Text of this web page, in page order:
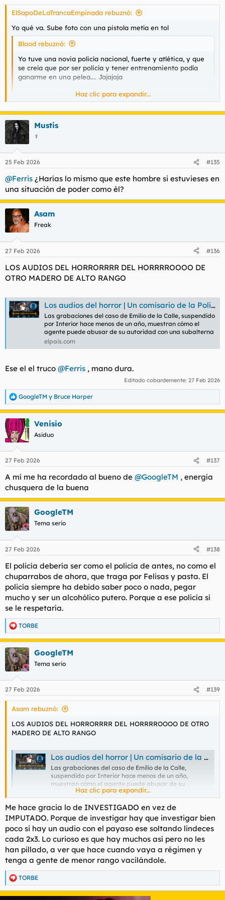
s
ElSapoDeLaTrancaEmpinada rebuznó:
Yo qué va. Sube foto con una pistola metía en tol
Blood rebuznó:
Yo tuve una novia policía nacional, fuerte y atlética, y que
se creía que por ser policía y tener entrenamiento podía
ganarme en una pelea.... Jajajaja
Menudos cabreos se cogía cuando luchábamos y la
inmovilizaba.
Sin embargo, cuando la daba por el culo gritaba como una
perra en celo.
Yo con el prenovio este percibi algo que me recordó a la peli
esa de el experimento. Y me hizo pensar en que él iba a tener
una pistola, y querer una yo también.
Fue todo muy tangencial pero me caló jondo, me dio una
medio locura transitoria. Tan guapito y raro y agradable. Luego
una serpiente, pero ahí me acerqué a la luz sin más
cosecuencias. Me dio miedo.
Haz clic para expandir...
Mustis
☿
25 Feb 2026 #135
@Ferris ¿Harías lo mismo que este hombre si estuvieses en
una situación de poder como él?
Asam
Freak
27 Feb 2026 #136
LOS AUDIOS DEL HORRORRRR DEL HORRRROOOO DE
OTRO MADERO DE ALTO RANGO
Los audios del horror | Un comisario de la Policía investigado por acoso a una subordinada en la India: “¿Qué hago, te pego? A ver si con el ojo morado”
Las grabaciones del caso de Emilio de la Calle, suspendido
por Interior hace menos de un año, muestran cómo el
agente puede abusar de su autoridad con una subalterna
elpais.com
Ese el el truco @Ferris , mano dura.
Editado cobardemente: 27 Feb 2026
R
e
a
c
c
i
e
:
GoogleTM y Bruce Harper
Venisio
Asiduo
27 Feb 2026 #137
A mí me ha recordado al bueno de @GoogleTM , energía
chusquera de la buena
GoogleTM
Tema serio
27 Feb 2026 #138
El policía debería ser como el policía de antes, no como el
chuparrabos de ahora, que traga por Felisas y pasta. El
policía siempre ha debido saber poco o nada, pegar
mucho y ser un alcohólico putero. Porque a ese policía sí
se le respetaría.
R
e
a
c
c
i
e
s
TORBE
GoogleTM
Tema serio
27 Feb 2026 #139
Asam rebuznó:
LOS AUDIOS DEL HORRORRRR DEL HORRRROOOO DE OTRO
MADERO DE ALTO RANGO
Los audios del horror | Un comisario de la Policía investigado por acoso a una subordinada en la India: “¿Qué hago, te pego? A ver si con el ojo morado”
Las grabaciones del caso de Emilio de la Calle,
suspendido por Interior hace menos de un año,
muestran cómo el agente puede abusar de su
autoridad con una subalterna
Ese el el truco @Ferris , mano dura.
Haz clic para expandir...
Me hace gracia lo de INVESTIGADO en vez de
IMPUTADO. Porque de investigar hay que investigar bien
poco si hay un audio con el payaso ese soltando lindeces
cada 2x3. Lo curioso es que hay muchos así pero no les
han pillado, a ver que hace cuando vaya a régimen y
tenga a gente de menor rango vacilándole.
R
e
a
TORBE